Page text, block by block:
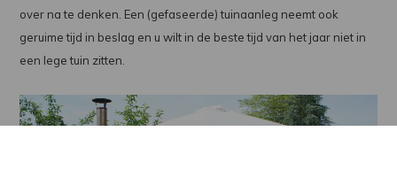
over na te denken. Een (gefaseerde) tuinaanleg neemt ook
geruime tijd in beslag en u wilt in de beste tijd van het jaar niet in
een lege tuin zitten.